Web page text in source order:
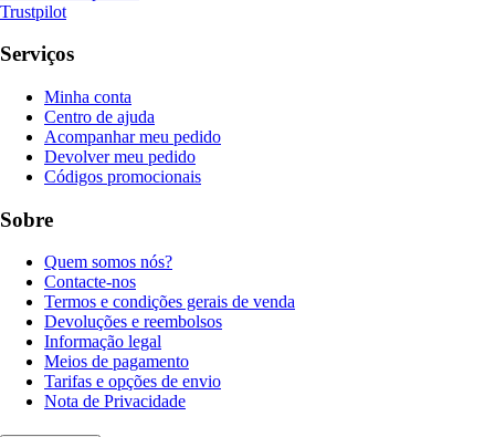
Trustpilot
Serviços
Minha conta
Centro de ajuda
Acompanhar meu pedido
Devolver meu pedido
Códigos promocionais
Sobre
Quem somos nós?
Contacte-nos
Termos e condições gerais de venda
Devoluções e reembolsos
Informação legal
Meios de pagamento
Tarifas e opções de envio
Nota de Privacidade